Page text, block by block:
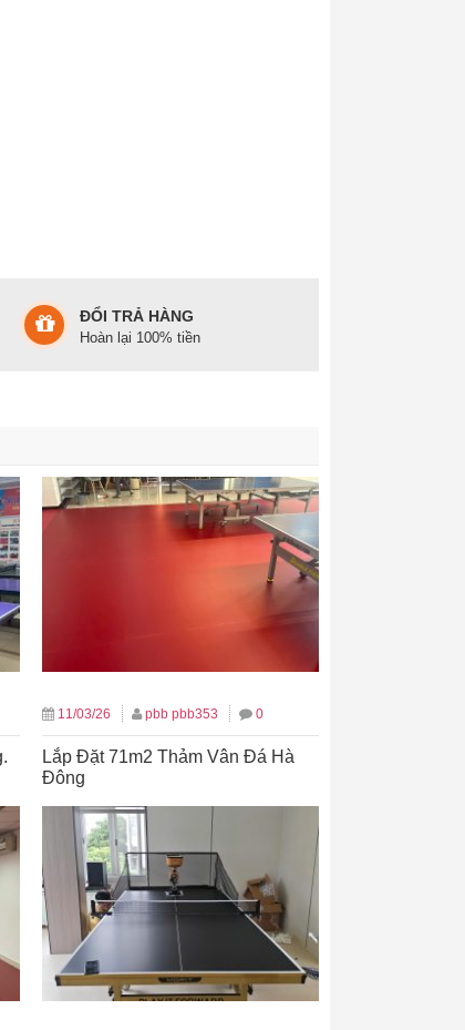
ĐỔI TRẢ HÀNG
Hoàn lại 100% tiền
11/03/26 pbb pbb353 0
Lắp Đặt 71m2 Thảm Vân Đá Hà
Đông